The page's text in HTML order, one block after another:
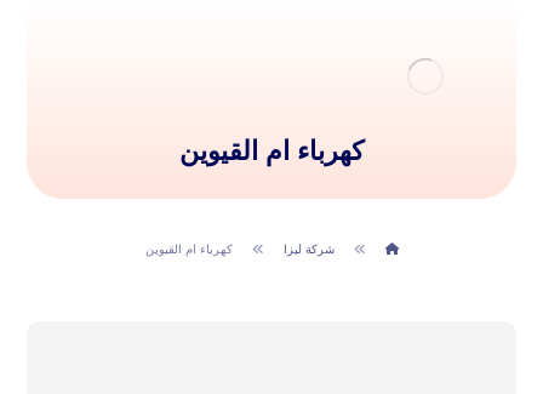
كهرباء ام القيوين
شركة ليزا كهرباء ام القيوين